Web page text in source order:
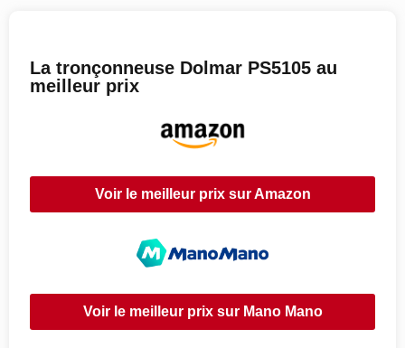
La tronçonneuse Dolmar PS5105 au
meilleur prix
Voir le meilleur prix sur Amazon
Voir le meilleur prix sur Mano Mano